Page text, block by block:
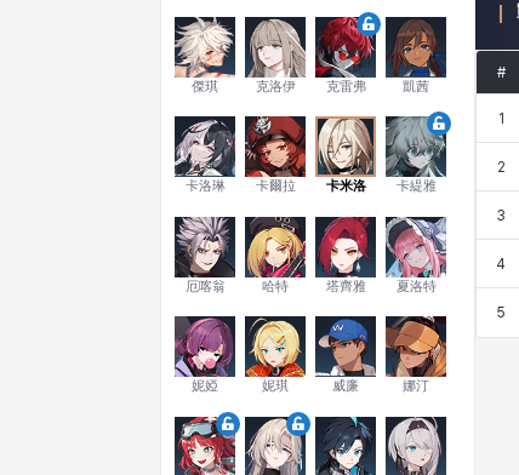
傑琪 克洛伊 克雷弗 凱茜
卡洛琳 卡爾拉 卡米洛 卡緹雅
厄喀翁 哈特 塔齊雅 夏洛特
妮婭 妮琪 威廉 娜汀
#
1
2
3
4
5